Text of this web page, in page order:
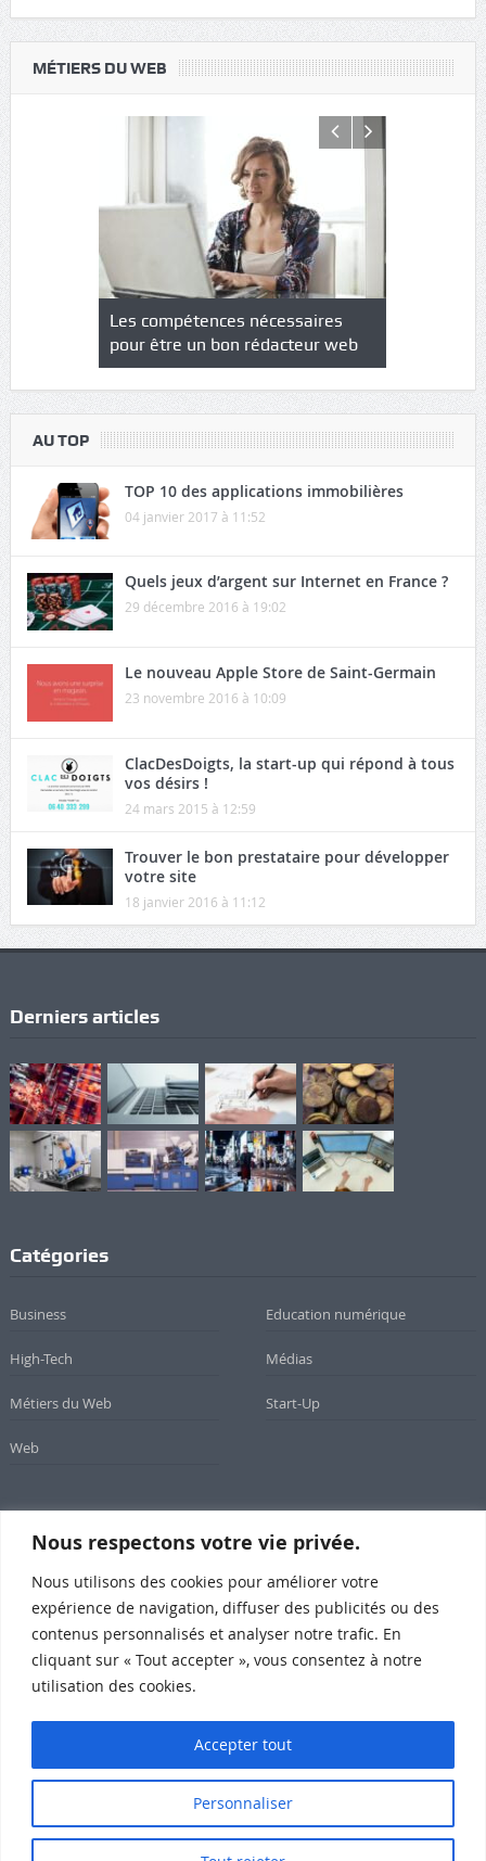
Nous respectons votre vie privée.
Nous utilisons des cookies pour améliorer votre
expérience de navigation, diffuser des publicités ou des
contenus personnalisés et analyser notre trafic. En
cliquant sur « Tout accepter », vous consentez à notre
utilisation des cookies.
Personnaliser
Accepter tout
MÉTIERS DU WEB
: un
Les compétences nécessaires
pour être un bon rédacteur web
AU TOP
TOP 10 des applications immobilières
04 janvier 2017 à 11:52
Quels jeux d’argent sur Internet en France ?
29 décembre 2016 à 19:02
Le nouveau Apple Store de Saint-Germain
23 novembre 2016 à 10:09
ClacDesDoigts, la start-up qui répond à tous
vos désirs !
24 mars 2015 à 12:59
Trouver le bon prestataire pour développer
votre site
18 janvier 2016 à 11:12
Derniers articles
Catégories
Business Education numérique
High-Tech Médias
Métiers du Web Start-Up
Web
Newsletter
Inscrivez-vous à notre newsletter
SomeWeb @2015 Propulsé par Wordpress